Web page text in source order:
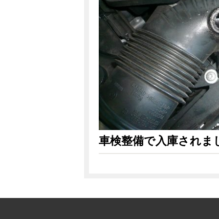
車検整備で入庫されま